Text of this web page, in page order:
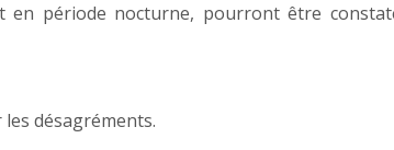
en période nocturne, pourront être
désagréments.